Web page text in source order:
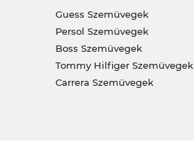
Guess Szemüvegek
Persol Szemüvegek
Boss Szemüvegek
Tommy Hilfiger Szemüvegek
Carrera Szemüvegek